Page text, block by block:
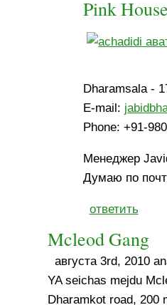
Pink
Dharamsala -
E-mail:
Phone: +91-
Менеджер
Думаю по
ответить
Mcleod Gang
августа 3rd, 2010
YA seichas mejdu
Dharamkot road, 200